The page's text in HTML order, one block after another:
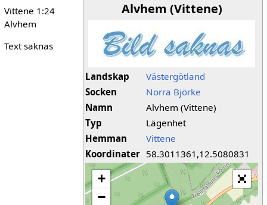
Alvhem (Vittene)
Landskap
Västergötland
Socken
Norra Björke
Namn
Alvhem (Vittene)
Typ
Lägenhet
Hemman
Vittene
Koordinater 58.3011361,12.5080831
+
−
Vittene 1:24
Alvhem
Text saknas